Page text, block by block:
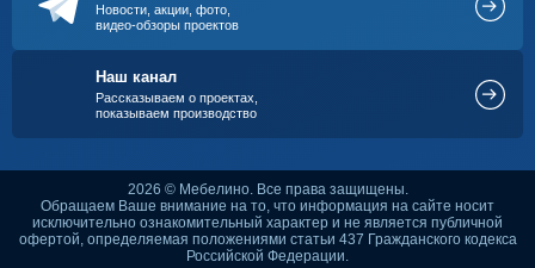
Новости, акции, фото,
видео-обзоры проектов
Наш канал
Рассказываем о проектах,
показываем производство
2026 © Мебелино. Все права защищены.
Обращаем Ваше внимание на то, что информация на сайте носит
исключительно ознакомительный характер и не является публичной
офертой, определяемая положениями статьи 437 Гражданского кодекса
Российской Федерации.